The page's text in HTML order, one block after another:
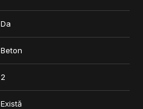
Da
Beton
2
Există